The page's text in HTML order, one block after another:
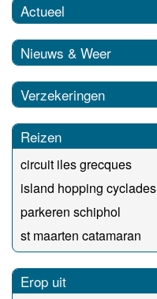
Actueel
Nieuws & Weer
Verzekeringen
Reizen
circuit iles grecques
island hopping cyclades
parkeren schiphol
st maarten catamaran
Erop uit